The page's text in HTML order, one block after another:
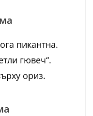
пикантна.
гювеч“.
ориз.